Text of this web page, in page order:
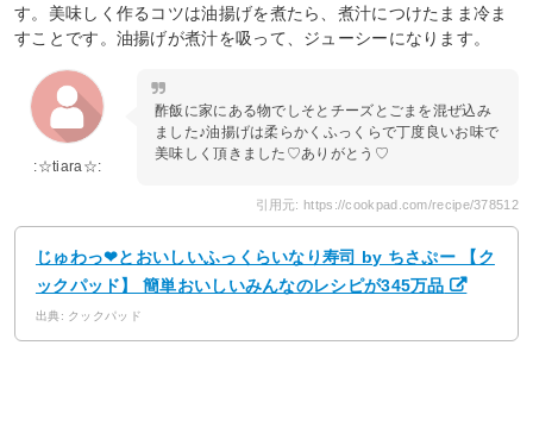
す。美味しく作るコツは油揚げを煮たら、煮汁につけたまま冷ま
すことです。油揚げが煮汁を吸って、ジューシーになります。
:☆tiara☆:
酢飯に家にある物でしそとチーズとごまを混ぜ込み
ました♪油揚げは柔らかくふっくらで丁度良いお味で
美味しく頂きました♡ありがとう♡
引用元: https://cookpad.com/recipe/378512
じゅわっ❤とおいしいふっくらいなり寿司 by ちさぷー 【ク
ックパッド】 簡単おいしいみんなのレシピが345万品
出典: クックパッド